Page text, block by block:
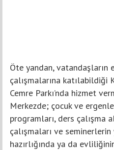
Öte yandan, vatandaşların
çalışmalarına katılabildiği
Cemre Parkı’nda hizmet
Merkezde; çocuk ve
programları, ders çalışma
çalışmaları ve seminerlerin
hazırlığında ya da